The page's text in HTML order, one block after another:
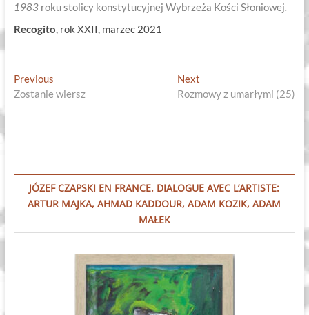
1983 roku stolicy konstytucyjnej Wybrzeża Kości Słoniowej.
Recogito, rok XXII, marzec 2021
Nawigacja
wpisu
PreviousPrevious
post:
Zostanie wiersz
Next
post:
Rozmowy z umarłymi (25)
JÓZEF CZAPSKI EN FRANCE. DIALOGUE AVEC L’ARTISTE:
ARTUR MAJKA, AHMAD KADDOUR, ADAM KOZIK, ADAM
MAŁEK